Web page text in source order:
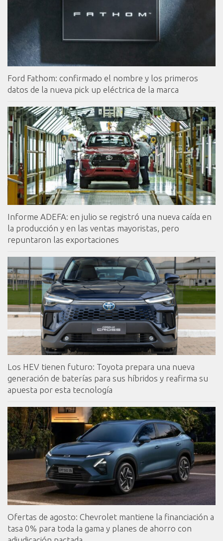
Ford Fathom: confirmado el nombre y los primeros
datos de la nueva pick up eléctrica de la marca
Informe ADEFA: en julio se registró una nueva caída en
la producción y en las ventas mayoristas, pero
repuntaron las exportaciones
Los HEV tienen futuro: Toyota prepara una nueva
generación de baterías para sus híbridos y reafirma su
apuesta por esta tecnología
Ofertas de agosto: Chevrolet mantiene la financiación a
tasa 0% para toda la gama y planes de ahorro con